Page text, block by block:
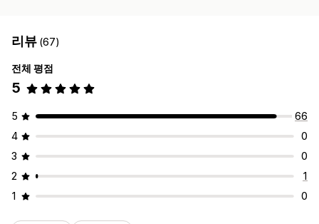
리뷰 (67)
전체 평점
5
5
66
4
0
3
0
2
1
1
0